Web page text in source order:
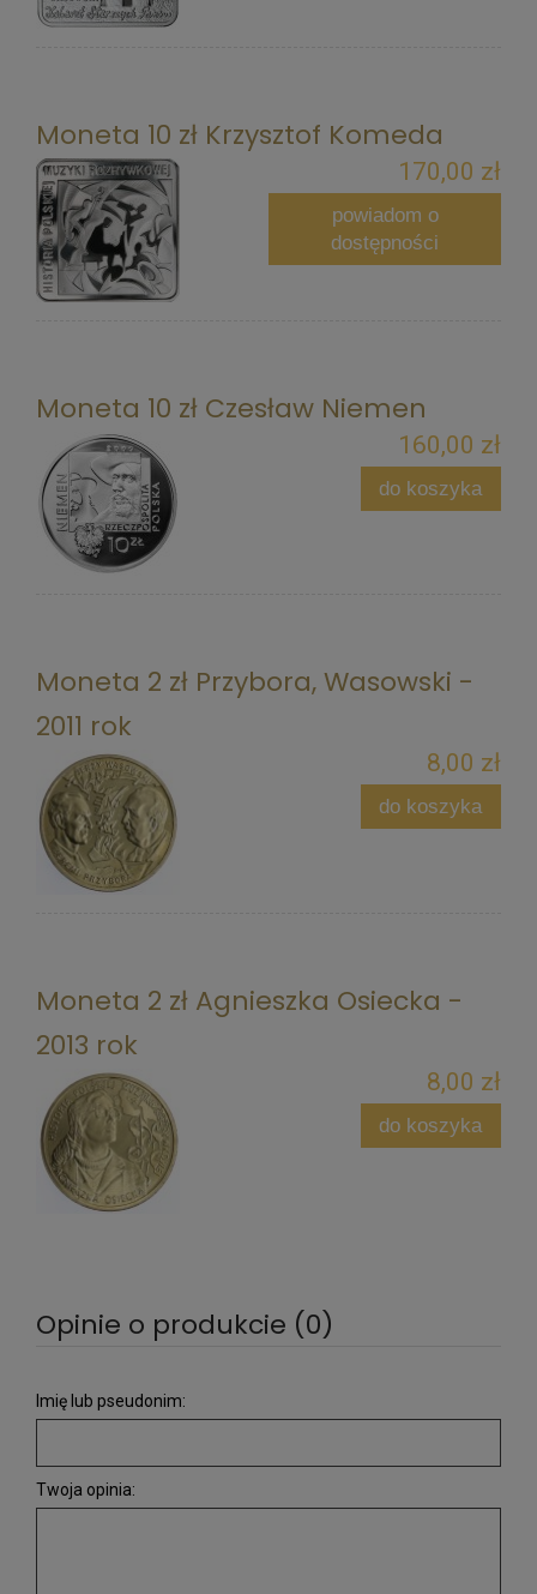
Moneta 10 zł Krzysztof Komeda
170,00 zł
powiadom o
dostępności
Moneta 10 zł Czesław Niemen
160,00 zł
do koszyka
Moneta 2 zł Przybora, Wasowski -
2011 rok
8,00 zł
do koszyka
Moneta 2 zł Agnieszka Osiecka -
2013 rok
8,00 zł
do koszyka
Opinie o produkcie (0)
Imię lub pseudonim:
Twoja opinia: